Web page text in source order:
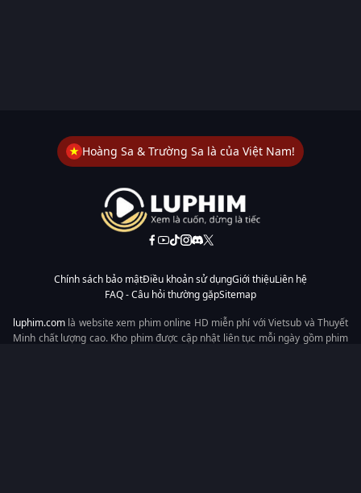
Hoàng Sa & Trường Sa là của Việt Nam!
Chính sách bảo mậtĐiều khoản sử dụngGiới thiệuLiên hệ
FAQ - Câu hỏi thường gặpSitemap
luphim.com là website xem phim online HD miễn phí với Vietsub và Thuyết
Minh chất lượng cao. Kho phim được cập nhật liên tục mỗi ngày gồm phim